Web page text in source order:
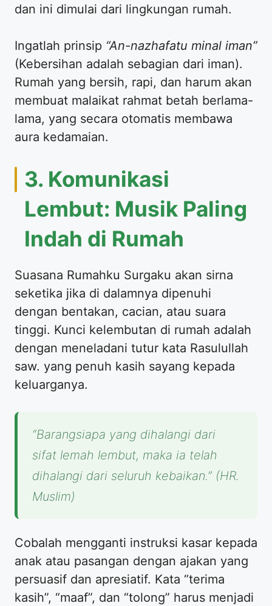
dan ini dimulai dari lingkungan rumah.
Ingatlah prinsip “An-nazhafatu minal iman”
(Kebersihan adalah sebagian dari iman).
Rumah yang bersih, rapi, dan harum akan
membuat malaikat rahmat betah berlama-
lama, yang secara otomatis membawa
aura kedamaian.
3. Komunikasi
Lembut: Musik Paling
Indah di Rumah
Suasana Rumahku Surgaku akan sirna
seketika jika di dalamnya dipenuhi
dengan bentakan, cacian, atau suara
tinggi. Kunci kelembutan di rumah adalah
dengan meneladani tutur kata Rasulullah
saw. yang penuh kasih sayang kepada
keluarganya.
“Barangsiapa yang dihalangi dari
sifat lemah lembut, maka ia telah
dihalangi dari seluruh kebaikan.” (HR.
Muslim)
Cobalah mengganti instruksi kasar kepada
anak atau pasangan dengan ajakan yang
persuasif dan apresiatif. Kata “terima
kasih”, “maaf”, dan “tolong” harus menjadi